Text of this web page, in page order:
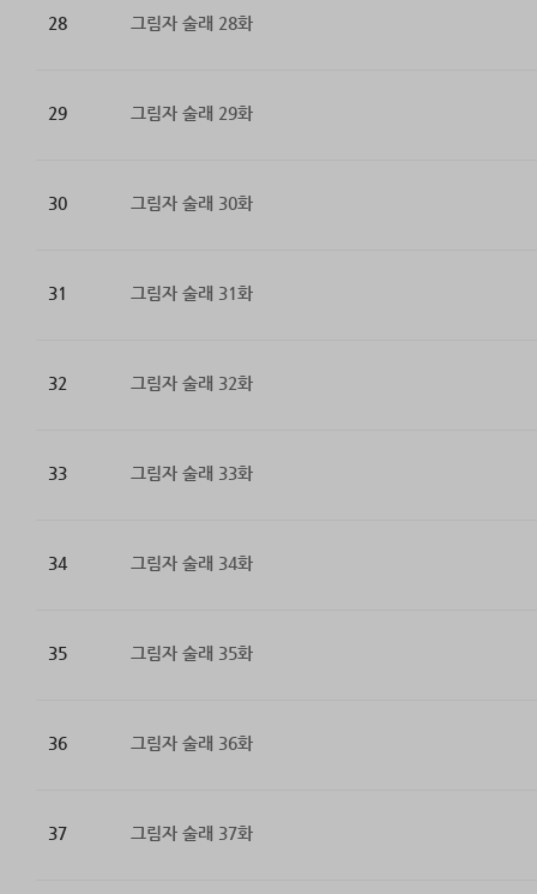
28 그림자 술래 28화
29 그림자 술래 29화
30 그림자 술래 30화
31 그림자 술래 31화
32 그림자 술래 32화
33 그림자 술래 33화
34 그림자 술래 34화
35 그림자 술래 35화
36 그림자 술래 36화
37 그림자 술래 37화